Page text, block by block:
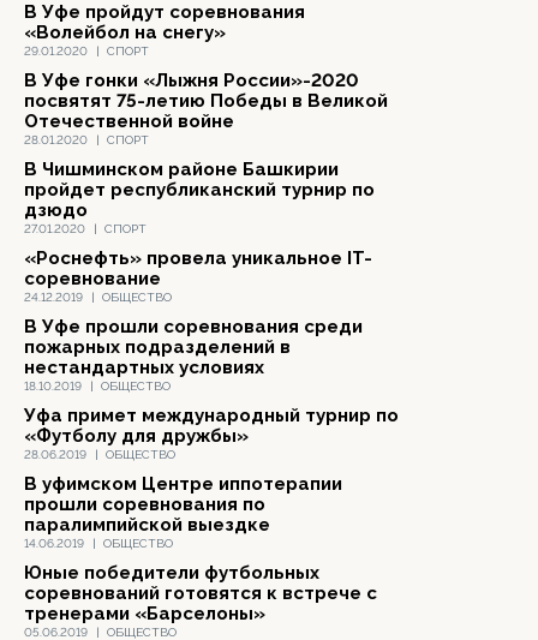
29.01.2020 | СПОРТ
В Уфе пройдут соревнования
«Волейбол на снегу»
28.01.2020 | СПОРТ
В Уфе гонки «Лыжня России»-2020
посвятят 75-летию Победы в Великой
Отечественной войне
27.01.2020 | СПОРТ
В Чишминском районе Башкирии
пройдет республиканский турнир по
дзюдо
24.12.2019 | ОБЩЕСТВО
«Роснефть» провела уникальное IT-
соревнование
18.10.2019 | ОБЩЕСТВО
В Уфе прошли соревнования среди
пожарных подразделений в
нестандартных условиях
28.06.2019 | ОБЩЕСТВО
Уфа примет международный турнир по
«Футболу для дружбы»
14.06.2019 | ОБЩЕСТВО
В уфимском Центре иппотерапии
прошли соревнования по
паралимпийской выездке
05.06.2019 | ОБЩЕСТВО
Юные победители футбольных
соревнований готовятся к встрече с
тренерами «Барселоны»